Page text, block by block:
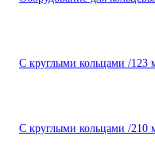
С круглыми кольцами /123
С круглыми кольцами /210